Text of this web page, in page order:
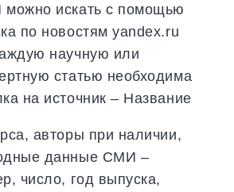
искать с помощью
по новостям yandex.ru
научную или
статью необходима
на источник – Название
авторы при наличии,
данные СМИ –
число, год выпуска,